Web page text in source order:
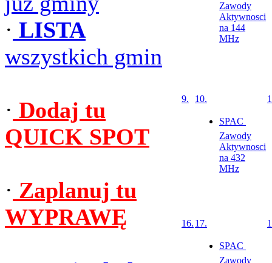
· LISTA
wszystkich gmin
· Dodaj tu
QUICK SPOT
· Zaplanuj tu
WYPRAWĘ
Zawody
Aktywnosci
na 144
MHz
9. 10.
SPAC 
Zawody
Aktywnosci
na 432
MHz
16. 17.
SPAC 
Zawody